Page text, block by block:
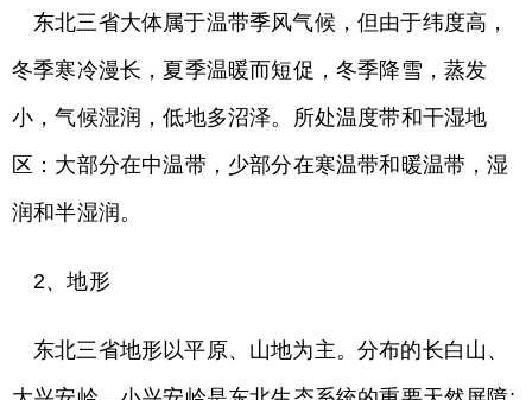
东北三省大体属于温带季风气候，但由于纬度高，
冬季寒冷漫长，夏季温暖而短促，冬季降雪，蒸发
小，气候湿润，低地多沼泽。所处温度带和干湿地
区：大部分在中温带，少部分在寒温带和暖温带，湿
润和半湿润。
2、地形
东北三省地形以平原、山地为主。分布的长白山、